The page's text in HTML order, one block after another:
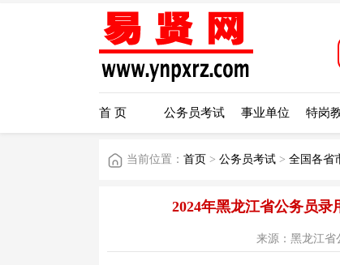
首 页 公务员考试 事业单位 特岗
当前位置： 首页 > 公务员考试 > 全国各省
2024年黑龙江省公务员
来源：黑龙江省